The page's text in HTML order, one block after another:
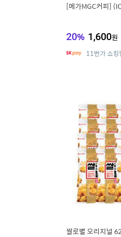
[메가MGC커피]
20% 1,600원
11번가 쇼킹
쌀로별 오리지널